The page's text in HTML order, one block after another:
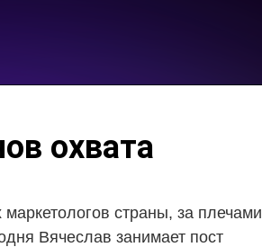
охвата
страны, за плечами
Вячеслав занимает пост